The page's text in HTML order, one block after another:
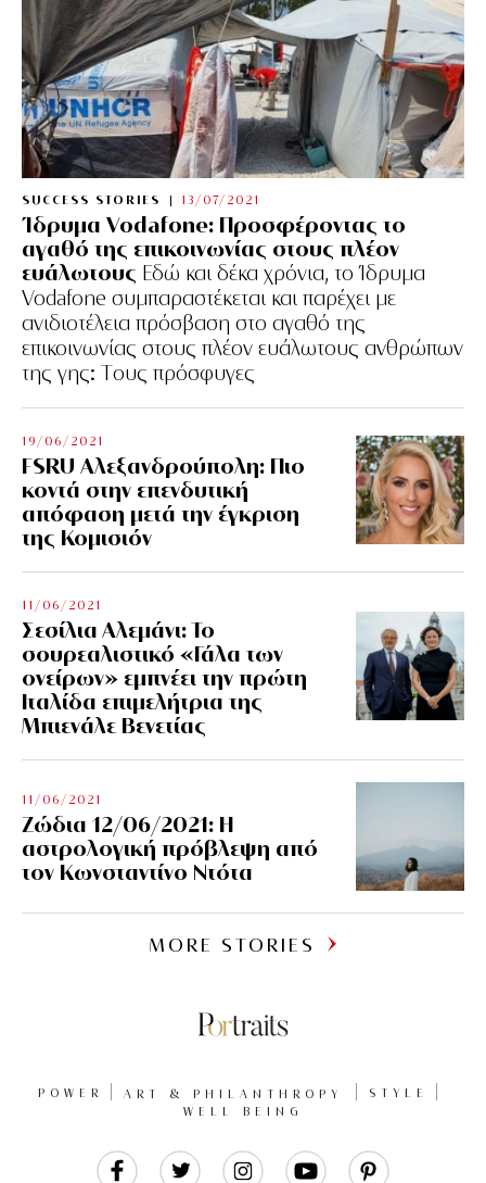
SUCCESS STORIES 13/07/2021
Ίδρυμα Vodafone: Προσφέροντας το
αγαθό της επικοινωνίας στους πλέον
ευάλωτους Εδώ και δέκα χρόνια, το Ίδρυμα
Vodafone συμπαραστέκεται και παρέχει με
ανιδιοτέλεια πρόσβαση στο αγαθό της
επικοινωνίας στους πλέον ευάλωτους ανθρώπων
της γης: Tους πρόσφυγες
19/06/2021
FSRU Αλεξανδρούπολη: Πιο
κοντά στην επενδυτική
απόφαση μετά την έγκριση
της Κομισιόν
11/06/2021
Σεσίλια Αλεμάνι: Το
σουρεαλιστικό «Γάλα των
ονείρων» εμπνέει την πρώτη
Ιταλίδα επιμελήτρια της
Μπιενάλε Βενετίας
11/06/2021
Ζώδια 12/06/2021: Η
αστρολογική πρόβλεψη από
τον Κωνσταντίνο Ντότα
MORE STORIES
POWER ART & PHILANTHROPY
STYLE
WELL BEING